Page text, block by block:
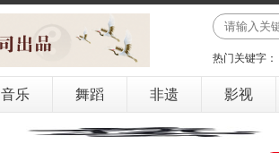
热门关键字：
音乐 舞蹈 非遗 影视